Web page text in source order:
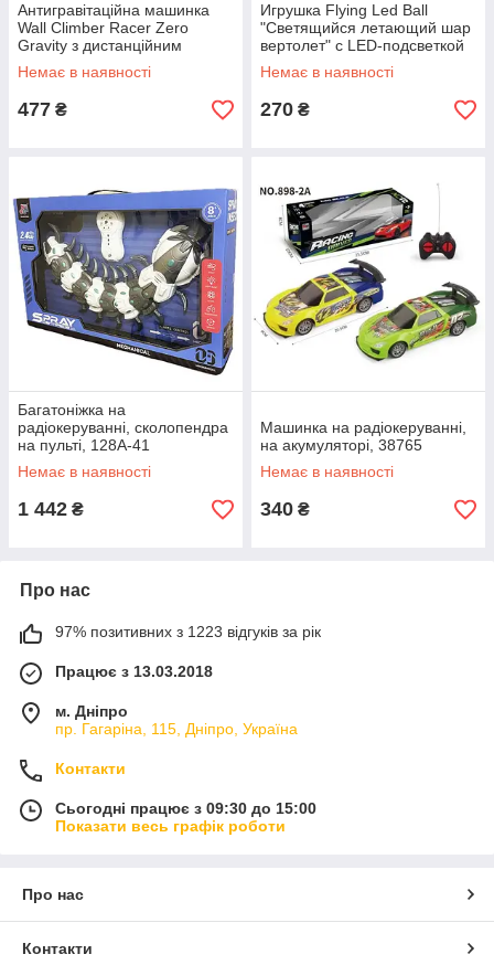
Антигравітаційна машинка
Wall Climber Racer Zero
Gravity з дистанційним
управлінням TOY027
Немає в наявності
477 ₴
Игрушка Flying Led Ball
"Светящийся летающий шар
вертолет" с LED-подсветкой
TOY003
Немає в наявності
270 ₴
Багатоніжка на
радіокеруванні, сколопендра
на пульті, 128A-41
Немає в наявності
1 442 ₴
Машинка на радіокеруванні,
на акумуляторі, 38765
Немає в наявності
340 ₴
Про нас
97% позитивних з 1223 відгуків за рік
Працює з 13.03.2018
м. Дніпро
пр. Гагаріна, 115, Дніпро, Україна
Контакти
Сьогодні працює з 09:30 до 15:00
Показати весь графік роботи
Про нас
Контакти